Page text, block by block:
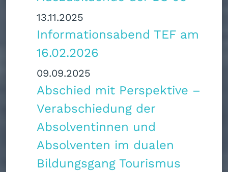
09.09.2025
Abschied mit Perspektive –
Verabschiedung der
Absolventinnen und
Absolventen im dualen
Bildungsgang Tourismus
13.11.2025
Informationsabend TEF am
16.02.2026